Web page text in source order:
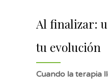
Al finalizar:
tu evolución
Cuando la terapia